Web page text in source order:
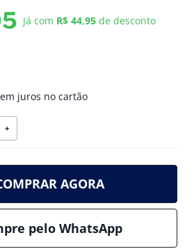
Já com R$ 44,95 de desconto
juros no cartão
＋
AGORA
pelo WhatsApp